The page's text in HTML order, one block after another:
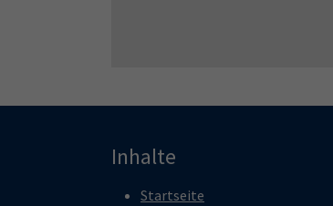
Inhalte
Startseite